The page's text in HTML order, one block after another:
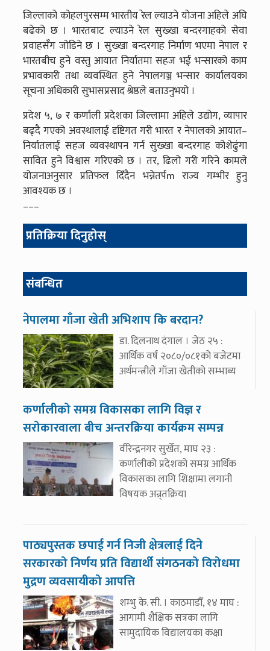
जिल्लाको कोहलपुरसम्म भारतीय रेल ल्याउने योजना अहिले अघि
बढेको छ । भारतबाट ल्याउने रेल सुख्खा बन्दरगाहको सेवा
प्रवाहसँग जोडिने छ । सुख्खा बन्दरगाह निर्माण भएमा नेपाल र
भारतबीच हुने वस्तु आयात निर्यातमा सहज भई भन्सारको काम
प्रभावकारी तथा व्यवस्थित हुने नेपालगञ्ज भन्सार कार्यालयका
सूचना अधिकारी सुभासप्रसाद श्रेष्ठले बताउनुभयो ।
प्रदेश ५, ७ र कर्णाली प्रदेशका जिल्लामा अहिले उद्योग, व्यापार
बढ्दै गएको अवस्थालाई दृष्टिगत गरी भारत र नेपालको आयात–
निर्यातलाई सहज व्यवस्थापन गर्न सुख्खा बन्दरगाह कोशेढुंगा
सावित हुने विश्वास गरिएको छ । तर, ढिलो गरी गरिने कामले
योजनाअनुसार प्रतिफल दिँदैन भन्नेतर्पm राज्य गम्भीर हुनु
आवश्यक छ ।
–––
प्रतिक्रिया दिनुहोस्
संबन्धित
नेपालमा गाँजा खेती अभिशाप कि बरदान?
डा. दिलनाथ दंगाल । जेठ २५ :
आर्थिक वर्ष २०८०/०८१को बजेटमा
अर्थमन्त्रीले गाँजा खेतीको सम्भाब्य
कर्णालीको समग्र विकासका लागि विज्ञ र
सरोकारवाला बीच अन्तरक्रिया कार्यक्रम सम्पन्न
वीरेन्द्रनगर सुर्खेत, माघ २३ :
कर्णालीको प्रदेशको समग्र आर्थिक
विकासका लागि शिक्षामा लगानी
विषयक अन्र्तक्रिया
पाठ्यपुस्तक छपाई गर्न निजी क्षेत्रलाई दिने
सरकारको निर्णय प्रति विद्यार्थी संगठनको विरोधमा
मुद्रण व्यवसायीको आपत्ति
शम्भु के. सी. । काठमाडौँ, १४ माघ :
आगामी शैक्षिक सत्रका लागि
सामुदायिक विद्यालयका कक्षा